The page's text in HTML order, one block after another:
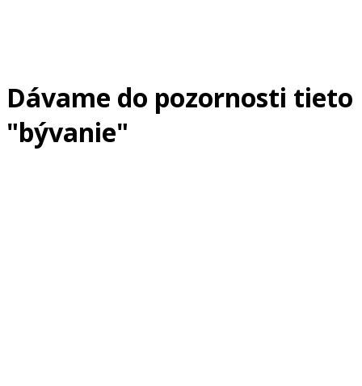
Dávame do pozornosti tieto
"bývanie"